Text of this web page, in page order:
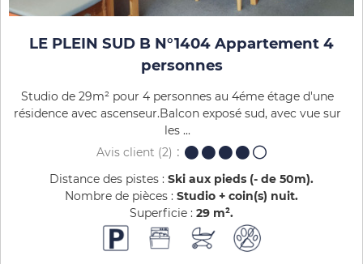
LE PLEIN SUD B N°1404 Appartement 4
personnes
Studio de 29m² pour 4 personnes au 4éme étage d'une
résidence avec ascenseur.Balcon exposé sud, avec vue sur
les ...
Avis client (2)
Distance des pistes : Ski aux pieds (- de 50m)
Nombre de pièces : Studio + coin(s) nuit
Superficie : 29 m²